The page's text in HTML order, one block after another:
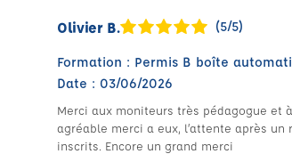
Olivier B. (5/5)
Formation : Permis B boîte
Date : 03/06/2026
Merci aux moniteurs très pédagogue et
agréable merci a eux, l’attente après
inscrits. Encore un grand merci